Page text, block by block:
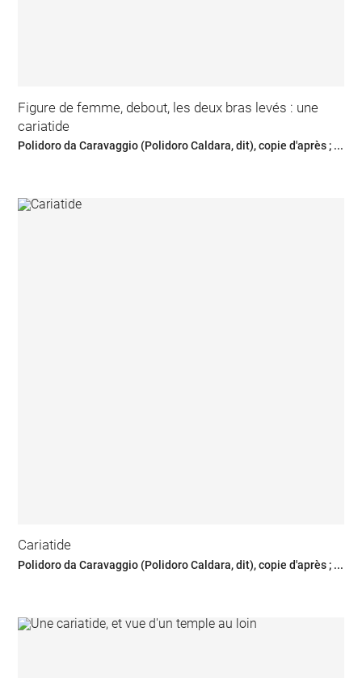
Figure de femme, debout, les deux bras levés : une
cariatide
Polidoro da Caravaggio (Polidoro Caldara, dit), copie d'après ; ...
Cariatide
Polidoro da Caravaggio (Polidoro Caldara, dit), copie d'après ; ...